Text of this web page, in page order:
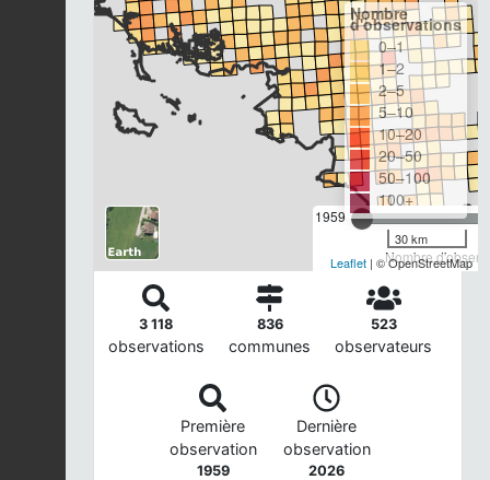
1959
Nombre
Nombre
d'observations
0–1
1–2
2–5
5–10
10–20
20–50
50–100
100+
30 km
Leaflet | © OpenStreetMap
3 118
observations
836
communes
523
observateurs
Première
observation
1959
Dernière
observation
2026